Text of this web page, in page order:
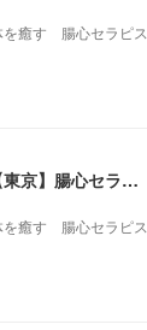
を癒す 腸心セラピス
3/22（日）＆4/26（日）【東京】腸心セラピスト養成コース《２日間コース》開講決定
を癒す 腸心セラピス